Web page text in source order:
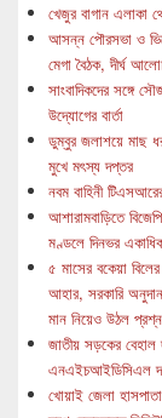
খেজুর বাগান এলাকা
আসন্ন পৌরসভা ও
মেগা বৈঠক, দীর্ঘ
সাংবাদিকদের সঙ্গে
উদ্যোগের বার্তা
ডুম্বুর জলাশয়ে মাছ
মুখে মৎস্য দপ্তর
নবম বাহিনী
আশারামবাড়িতে
মণ্ডলে দিনভর
৫ মাসের বকেয়া
আহার, সরকারি অনুদান
মান নিয়েও উঠল প্রশ্ন
জাতীয় সড়কের
এনএইচআইডিসিএল
খোয়াই জেলা